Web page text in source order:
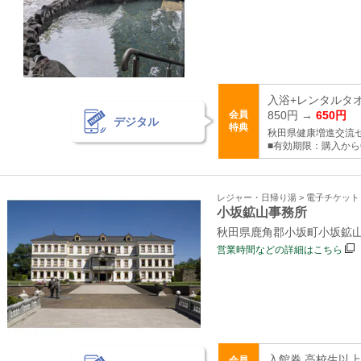
デジタル
会員
特典
入浴+レンタルタ
850円 → 650円
秋田県健康増進交
■有効期限：購入か
レジャー・日帰り湯 > 電子チケッ
小坂鉱山事務所
秋田県鹿角郡小坂町小坂鉱
営業時間などの詳細はこちら